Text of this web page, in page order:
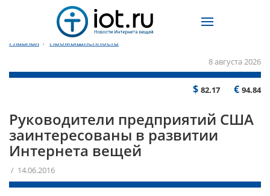
Главная / Промышленность
8 августа 2026
$ 82.17 € 94.84
Руководители предприятий США
заинтересованы в развитии
Интернета вещей
/ 14.06.2016